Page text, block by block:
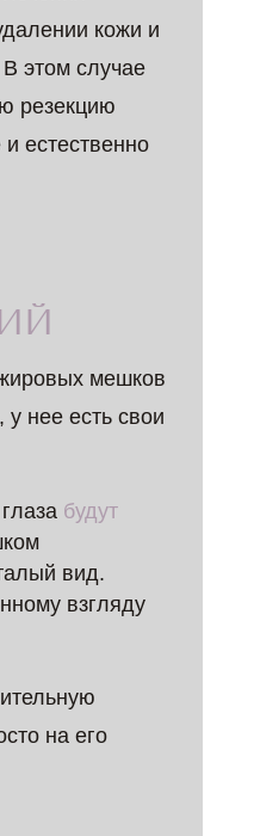
кожи и
этом случае
резекцию
естественно
мешков
нее есть свои
будут
вид.
взгляду
на его